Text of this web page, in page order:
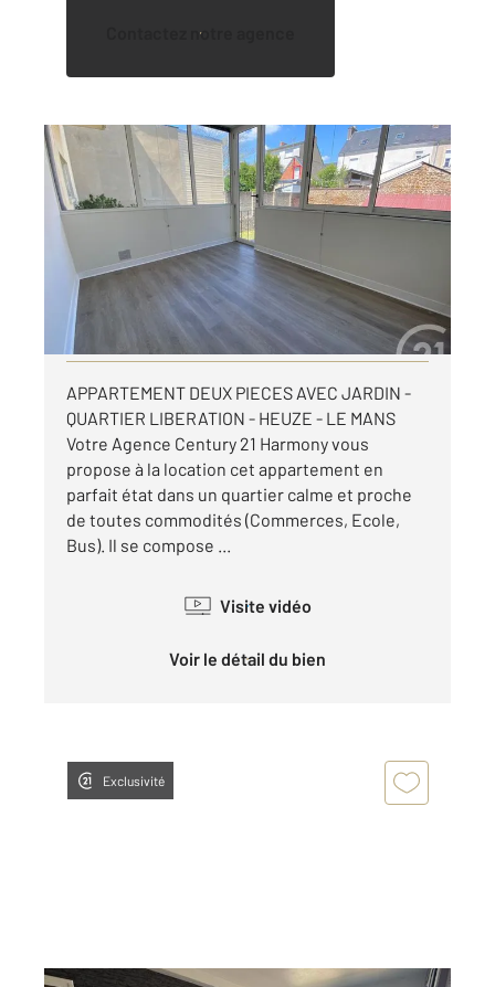
Contactez notre agence
LE MANS 72
53,43 m
2 , 2 pièces
Ref : 44579
Appartement F2 à louer
632 €
par mois charges comprises
Visiter le site dédié
APPARTEMENT DEUX PIECES AVEC JARDIN -
QUARTIER LIBERATION - HEUZE - LE MANS
Votre Agence Century 21 Harmony vous
propose à la location cet appartement en
parfait état dans un quartier calme et proche
de toutes commodités (Commerces, Ecole,
Bus). Il se compose ...
Visite vidéo
Voir le détail du bien
Exclusivité